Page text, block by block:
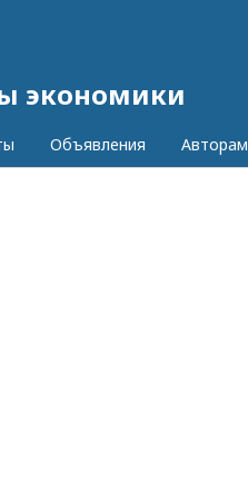
экономики
Объявления Авторам